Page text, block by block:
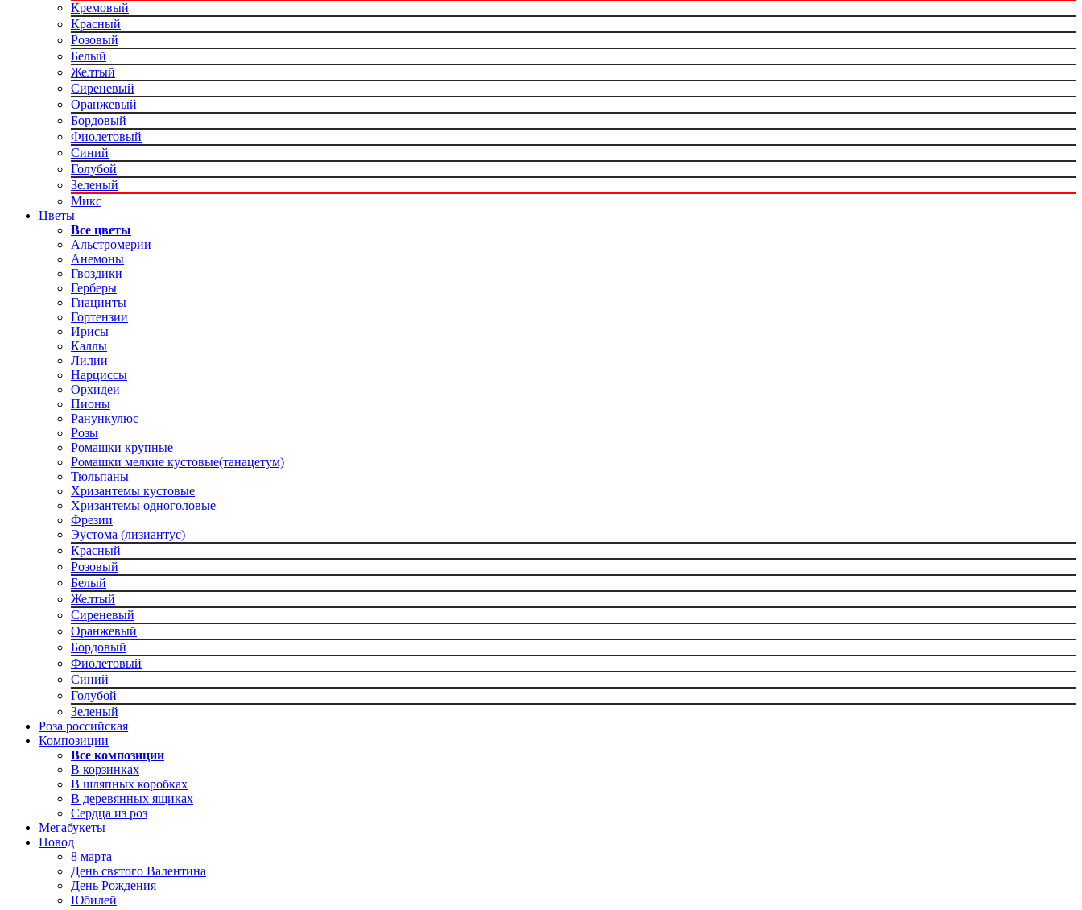
Кремовый
Красный
Розовый
Белый
Желтый
Сиреневый
Оранжевый
Бордовый
Фиолетовый
Синий
Голубой
Зеленый
Микс
Цветы
Все цветы
Альстромерии
Анемоны
Гвоздики
Герберы
Гиацинты
Гортензии
Ирисы
Каллы
Лилии
Нарциссы
Орхидеи
Пионы
Ранункулюс
Розы
Ромашки крупные
Ромашки мелкие кустовые(танацетум)
Тюльпаны
Хризантемы кустовые
Хризантемы одноголовые
Фрезии
Эустома (лизиантус)
Красный
Розовый
Белый
Желтый
Сиреневый
Оранжевый
Бордовый
Фиолетовый
Синий
Голубой
Зеленый
Роза российская
Композиции
Все композиции
В корзинках
В шляпных коробках
В деревянных ящиках
Сердца из роз
Мегабукеты
Повод
8 марта
День святого Валентина
День Рождения
Юбилей